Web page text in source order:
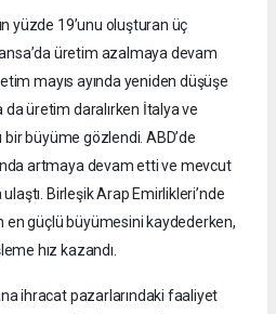
yüzde 19’unu oluşturan üç
üretim azalmaya devam
mayıs ayında yeniden düşüşe
da üretim daralırken İtalya ve
bir büyüme gözlendi. ABD’de
artmaya devam etti ve mevcut
ulaştı. Birleşik Arap Emirlikleri’nde
en güçlü büyümesini kaydederken,
hız kazandı.
ihracat pazarlarındaki faaliyet